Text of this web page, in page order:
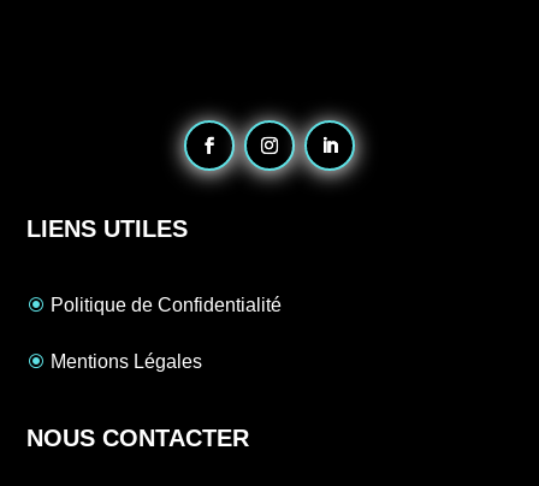
LIENS UTILES
Politique de Confidentialité
Mentions Légales
NOUS CONTACTER